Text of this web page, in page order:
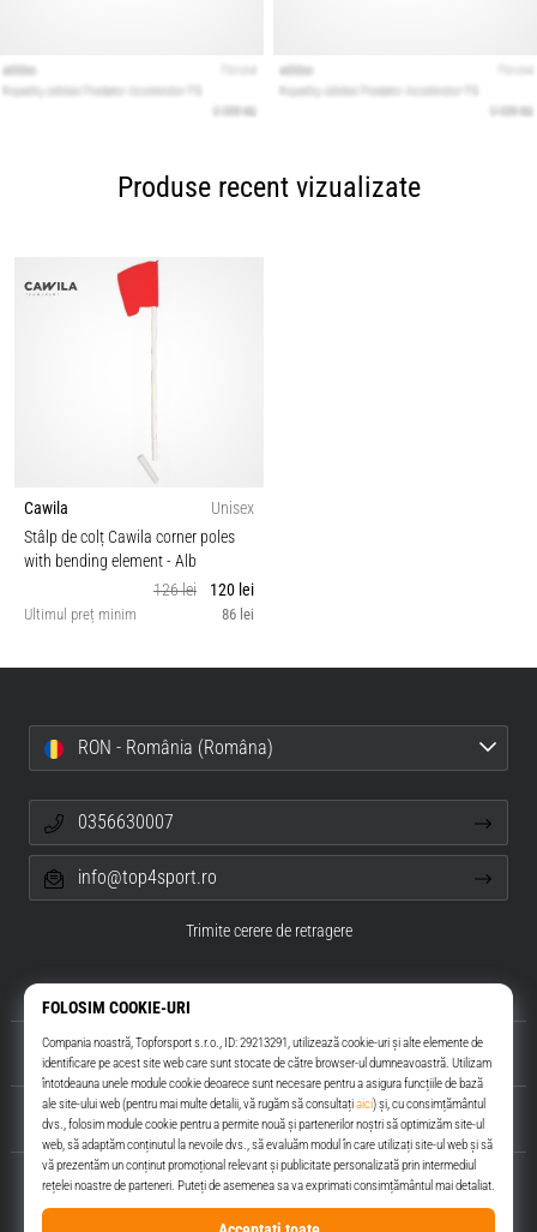
Produse recent vizualizate
Cawila
Unisex
Stâlp de colț Cawila corner poles
with bending element- Alb
126 lei
120 lei
Ultimul preț minim 86 lei
Despre noi
Servicii clienți
RON - România (Româna)
0356630007
info@top4sport.ro
Trimite cerere de retragere